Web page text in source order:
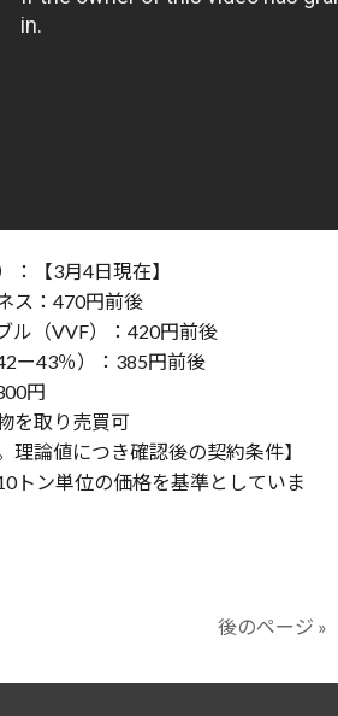
【3月4日現在】
ス：470円前後
ル（VVF）：420円前後
ー43％）：385円前後
円
を取り売買可
理論値につき確認後の契約条件】
トン単位の価格を基準としていま
後のページ »